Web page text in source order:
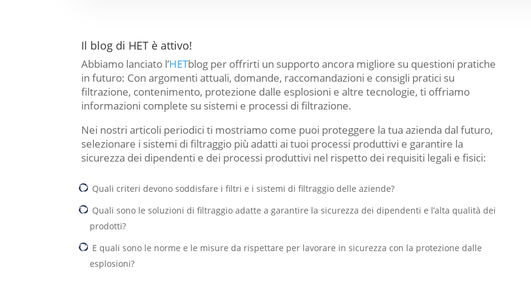
Il blog di HET è attivo!
Abbiamo lanciato l’HETblog per offrirti un supporto ancora migliore su questioni pratiche
in futuro: Con argomenti attuali, domande, raccomandazioni e consigli pratici su
filtrazione, contenimento, protezione dalle esplosioni e altre tecnologie, ti offriamo
informazioni complete su sistemi e processi di filtrazione.
Nei nostri articoli periodici ti mostriamo come puoi proteggere la tua azienda dal futuro,
selezionare i sistemi di filtraggio più adatti ai tuoi processi produttivi e garantire la
sicurezza dei dipendenti e dei processi produttivi nel rispetto dei requisiti legali e fisici:
Quali criteri devono soddisfare i filtri e i sistemi di filtraggio delle aziende?
Quali sono le soluzioni di filtraggio adatte a garantire la sicurezza dei dipendenti e l’alta qualità dei
prodotti?
E quali sono le norme e le misure da rispettare per lavorare in sicurezza con la protezione dalle
esplosioni?